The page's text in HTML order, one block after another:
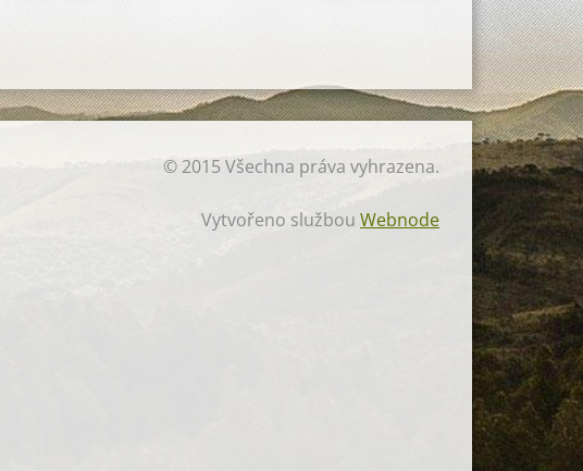
© 2015 Všechna práva vyhrazena.
Vytvořeno službou Webnode